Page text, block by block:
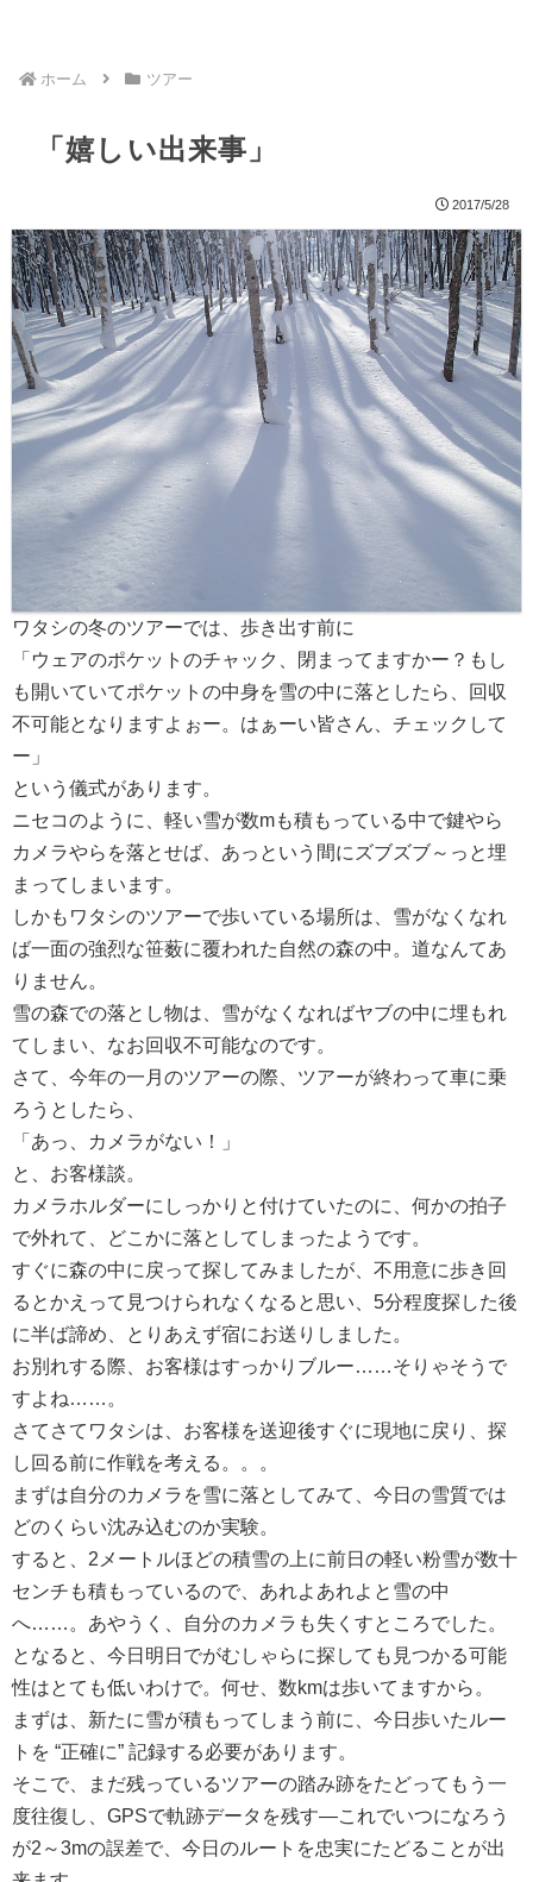
ホーム ツアー
「嬉しい出来事」
2017/5/28
ワタシの冬のツアーでは、歩き出す前に
「ウェアのポケットのチャック、閉まってますかー？もし
も開いていてポケットの中身を雪の中に落としたら、回収
不可能となりますよぉー。はぁーい皆さん、チェックして
ー」
という儀式があります。
ニセコのように、軽い雪が数mも積もっている中で鍵やら
カメラやらを落とせば、あっという間にズブズブ～っと埋
まってしまいます。
しかもワタシのツアーで歩いている場所は、雪がなくなれ
ば一面の強烈な笹薮に覆われた自然の森の中。道なんてあ
りません。
雪の森での落とし物は、雪がなくなればヤブの中に埋もれ
てしまい、なお回収不可能なのです。
さて、今年の一月のツアーの際、ツアーが終わって車に乗
ろうとしたら、
「あっ、カメラがない！」
と、お客様談。
カメラホルダーにしっかりと付けていたのに、何かの拍子
で外れて、どこかに落としてしまったようです。
すぐに森の中に戻って探してみましたが、不用意に歩き回
るとかえって見つけられなくなると思い、5分程度探した後
に半ば諦め、とりあえず宿にお送りしました。
お別れする際、お客様はすっかりブルー……そりゃそうで
すよね……。
さてさてワタシは、お客様を送迎後すぐに現地に戻り、探
し回る前に作戦を考える。。。
まずは自分のカメラを雪に落としてみて、今日の雪質では
どのくらい沈み込むのか実験。
すると、2メートルほどの積雪の上に前日の軽い粉雪が数十
センチも積もっているので、あれよあれよと雪の中
へ……。あやうく、自分のカメラも失くすところでした。
となると、今日明日でがむしゃらに探しても見つかる可能
性はとても低いわけで。何せ、数kmは歩いてますから。
まずは、新たに雪が積もってしまう前に、今日歩いたルー
トを “正確に” 記録する必要があります。
そこで、まだ残っているツアーの踏み跡をたどってもう一
度往復し、GPSで軌跡データを残す―これでいつになろう
が2～3mの誤差で、今日のルートを忠実にたどることが出